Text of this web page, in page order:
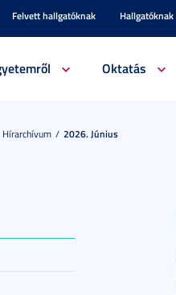
Felvett hallgatóknak Hallgatóknak
Oktatás
Hírarchívum 2026. Június